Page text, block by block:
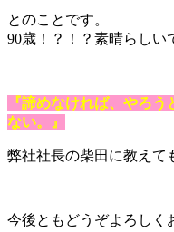
とのことです。
90歳！？！？素晴らしい
『諦めなければ、やろ
ない。』
弊社社長の柴田に教えて
今後ともどうぞよろしく